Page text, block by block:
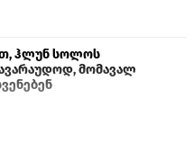
ჰლუნ სოლოს
მომავალ